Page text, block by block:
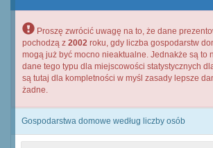
Proszę zwrócić uwagę na to, że dane
pochodzą z 2002 roku, gdy liczba gospodarstw
mogą już być mocno nieaktualne. Jednakże są to
dane tego typu dla miejscowości statystycznych
są tutaj dla kompletności w myśl zasady lepsze
żadne.
Gospodarstwa domowe według liczby osób